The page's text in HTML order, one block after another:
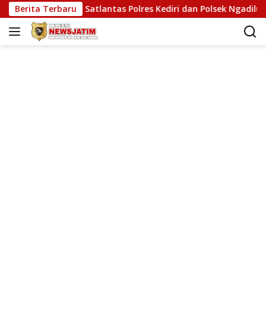
Langsung
ke
konten
Berita Terbaru
Respons Kilat Satlantas Polres Kediri dan Polsek Ngadiluwih